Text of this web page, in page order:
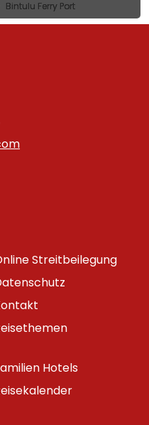
Bintulu Ferry Port
Streitbeilegung
Hotels